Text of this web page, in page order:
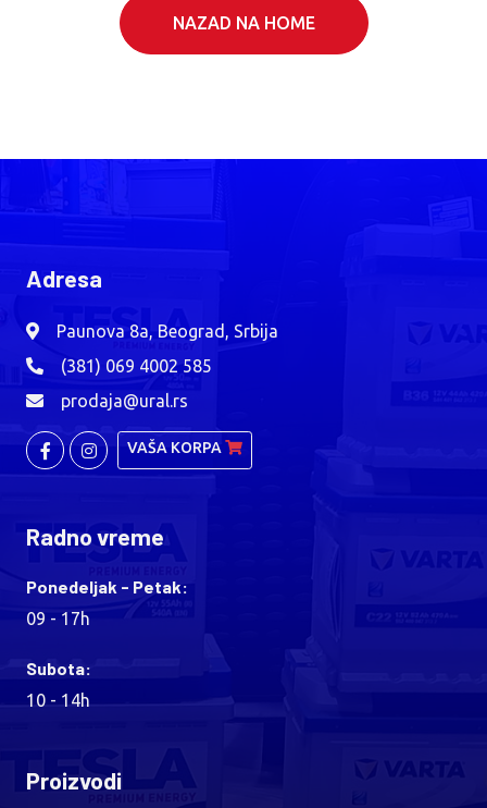
NAZAD NA HOME
Adresa
Paunova 8a, Beograd, Srbija
(381) 069 4002 585
prodaja@ural.rs
VAŠA KORPA
Radno vreme
Ponedeljak - Petak:
09 - 17h
Subota:
10 - 14h
Proizvodi